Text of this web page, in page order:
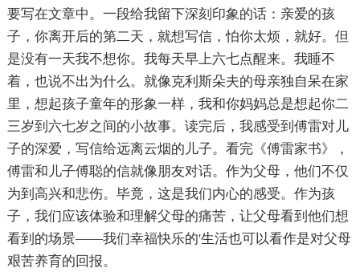
要写在文章中。一段给我留下深刻印象的话：亲爱的孩
子，你离开后的第二天，就想写信，怕你太烦，就好。但
是没有一天我不想你。我每天早上六七点醒来。我睡不
着，也说不出为什么。就像克利斯朵夫的母亲独自呆在家
里，想起孩子童年的形象一样，我和你妈妈总是想起你二
三岁到六七岁之间的小故事。读完后，我感受到傅雷对儿
子的深爱，写信给远离云烟的儿子。看完《傅雷家书》，
傅雷和儿子傅聪的信就像朋友对话。作为父母，他们不仅
为到高兴和悲伤。毕竟，这是我们内心的感受。作为孩
子，我们应该体验和理解父母的痛苦，让父母看到他们想
看到的场景——我们幸福快乐的'生活也可以看作是对父母
艰苦养育的回报。